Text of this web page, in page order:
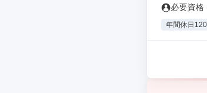
必要資格
年間休日